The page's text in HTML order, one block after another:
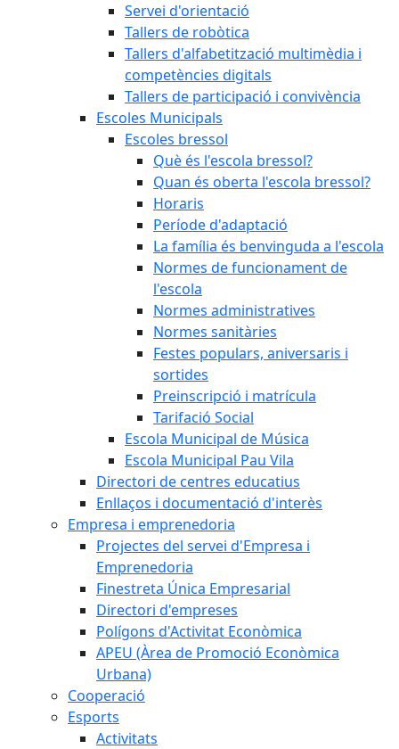
Servei d'orientació
Tallers de robòtica
Tallers d'alfabetització multimèdia i
competències digitals
Tallers de participació i convivència
Escoles Municipals
Escoles bressol
Què és l'escola bressol?
Quan és oberta l'escola bressol?
Horaris
Període d'adaptació
La família és benvinguda a l'escola
Normes de funcionament de
l'escola
Normes administratives
Normes sanitàries
Festes populars, aniversaris i
sortides
Preinscripció i matrícula
Tarifació Social
Escola Municipal de Música
Escola Municipal Pau Vila
Directori de centres educatius
Enllaços i documentació d'interès
Empresa i emprenedoria
Projectes del servei d'Empresa i
Emprenedoria
Finestreta Única Empresarial
Directori d'empreses
Polígons d'Activitat Econòmica
APEU (Àrea de Promoció Econòmica
Urbana)
Cooperació
Esports
Activitats